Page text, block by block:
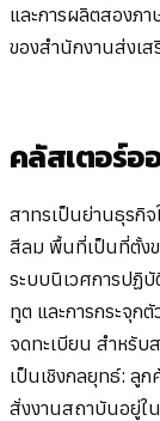
และการผลิตสองภ
ของสำนักงานส่งเ
คลัสเตอร์อ
สาทรเป็นย่านธุรกิ
สีลม พื้นที่เป็นที่ตั้ง
ระบบนิเวศการปฏิ
ทูต และการกระจุก
จดทะเบียน สำหรับ
เป็นเชิงกลยุทธ์: ลู
สั่งงานสถาบันอยู่ใ